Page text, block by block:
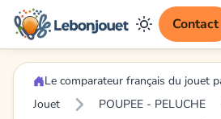
Contact
Le comparateur français du jouet
Jouet
POUPEE - PELUCHE